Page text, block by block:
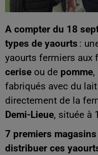
A compter du 18
types de yaourts :
yaourts fermiers aux
cerise ou de pomme,
fabriqués avec du
directement de la
Demi-Lieue, située à
7 premiers
distribuer ces